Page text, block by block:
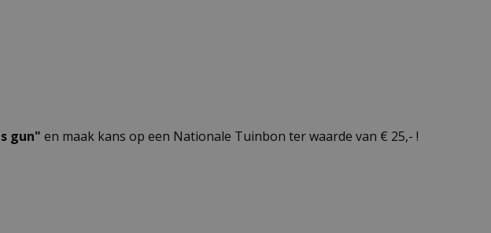
gun" en maak kans op een Nationale Tuinbon ter waarde van € 25,- !